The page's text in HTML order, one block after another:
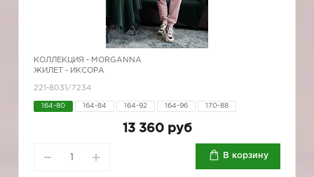
КОЛЛЕКЦИЯ - MORGANNA
ЖИЛЕТ - ИКСОРА
221-8031/7234
164-80 164-84 164-92 164-96 170-88
13 360 руб
В корзину